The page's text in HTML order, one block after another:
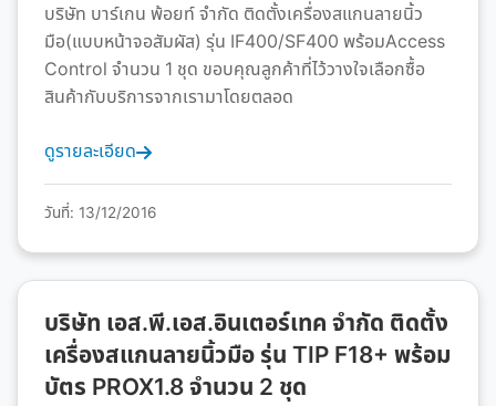
บริษัท บาร์เกน พ้อยท์ จำกัด ติดตั้งเครื่องสแกนลายนิ้ว
มือ(แบบหน้าจอสัมผัส) รุ่น IF400/SF400 พร้อมAccess
Control จำนวน 1 ชุด ขอบคุณลูกค้าที่ไว้วางใจเลือกซื้อ
สินค้ากับบริการจากเรามาโดยตลอด
ดูรายละเอียด
วันที่: 13/12/2016
บริษัท เอส.พี.เอส.อินเตอร์เทค จำกัด ติดตั้ง
เครื่องสแกนลายนิ้วมือ รุ่น TIP F18+ พร้อม
บัตร PROX1.8 จำนวน 2 ชุด